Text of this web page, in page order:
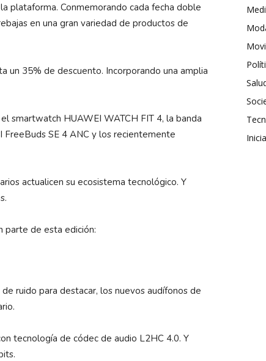
plataforma. Conmemorando cada fecha doble
en una gran variedad de productos de
un 35% de descuento. Incorporando una amplia
smartwatch HUAWEI WATCH FIT 4, la banda
SE 4 ANC y los recientemente
actualicen su ecosistema tecnológico. Y
parte de esta edición:
ruido para destacar, los nuevos audífonos de
tecnología de códec de audio L2HC 4.0. Y